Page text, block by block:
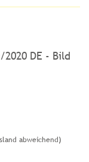
abweichend)